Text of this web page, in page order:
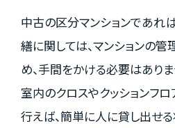
中古の区分マンションであれ
繕に関しては、マンションの
め、手間をかける必要はありま
室内のクロスやクッションフ
行えば、簡単に人に貸し出せ